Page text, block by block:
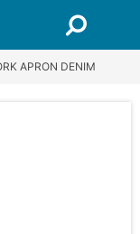
APRON DENIM